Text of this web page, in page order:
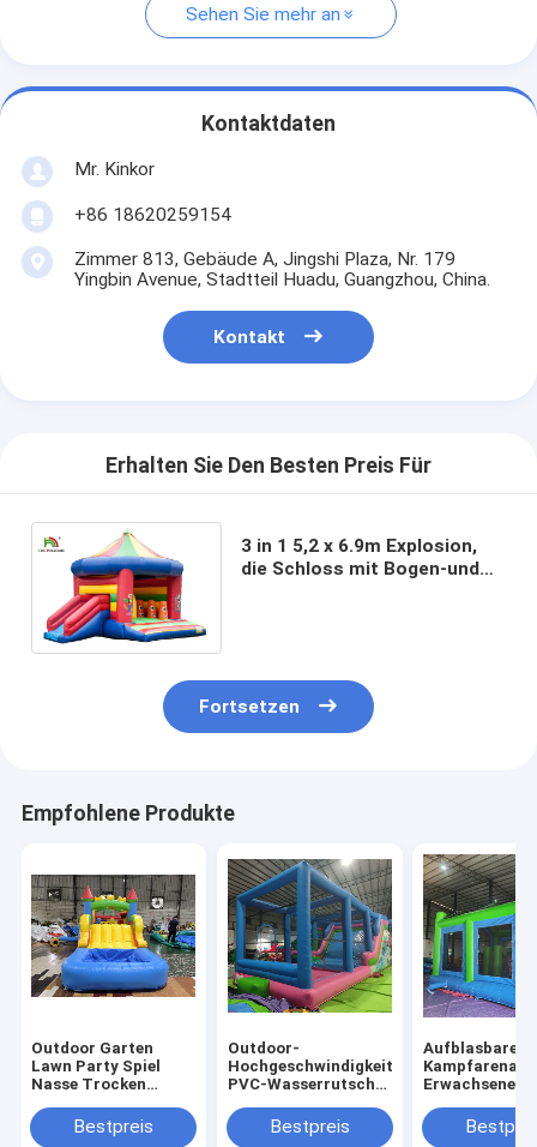
Sehen Sie mehr an
Kontaktdaten
Mr. Kinkor
+86 18620259154
Zimmer 813, Gebäude A, Jingshi Plaza, Nr. 179
Yingbin Avenue, Stadtteil Huadu, Guangzhou, China.
Kontakt
Erhalten Sie Den Besten Preis Für
3 in 1 5,2 x 6.9m Explosion,
die Schloss mit Bogen-und
Fortsetzen
Empfohlene Produkte
Outdoor Garten
Lawn Party Spiel
Nasse Trocken
Sprunghaus Combo
Hindernisplatz mit
Bestpreis
Outdoor-
Hochgeschwindigkeits-
PVC-Wasserrutsche
AufblasenBestpreis
Aufblasbare
Kampfarena
Erwachsene
Aufblasbare
Gladiatoren